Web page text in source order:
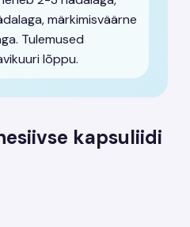
märkimisväärne
Tulemused
lõppu.
kapsuliidi